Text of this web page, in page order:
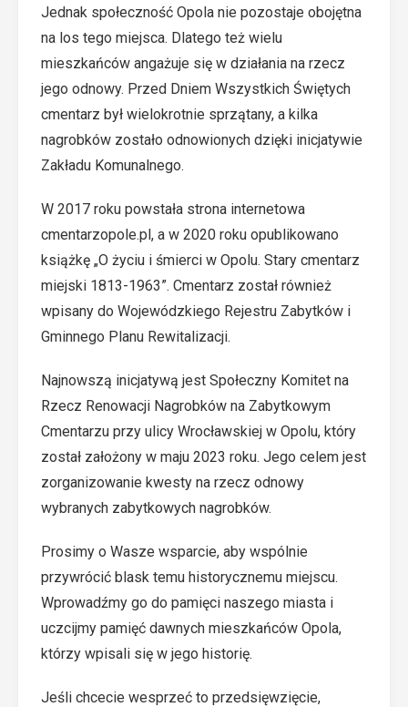
Jednak społeczność Opola nie pozostaje obojętna
na los tego miejsca. Dlatego też wielu
mieszkańców angażuje się w działania na rzecz
jego odnowy. Przed Dniem Wszystkich Świętych
cmentarz był wielokrotnie sprzątany, a kilka
nagrobków zostało odnowionych dzięki inicjatywie
Zakładu Komunalnego.
W 2017 roku powstała strona internetowa
cmentarzopole.pl, a w 2020 roku opublikowano
książkę „O życiu i śmierci w Opolu. Stary cmentarz
miejski 1813-1963”. Cmentarz został również
wpisany do Wojewódzkiego Rejestru Zabytków i
Gminnego Planu Rewitalizacji.
Najnowszą inicjatywą jest Społeczny Komitet na
Rzecz Renowacji Nagrobków na Zabytkowym
Cmentarzu przy ulicy Wrocławskiej w Opolu, który
został założony w maju 2023 roku. Jego celem jest
zorganizowanie kwesty na rzecz odnowy
wybranych zabytkowych nagrobków.
Prosimy o Wasze wsparcie, aby wspólnie
przywrócić blask temu historycznemu miejscu.
Wprowadźmy go do pamięci naszego miasta i
uczcijmy pamięć dawnych mieszkańców Opola,
którzy wpisali się w jego historię.
Jeśli chcecie wesprzeć to przedsięwzięcie,